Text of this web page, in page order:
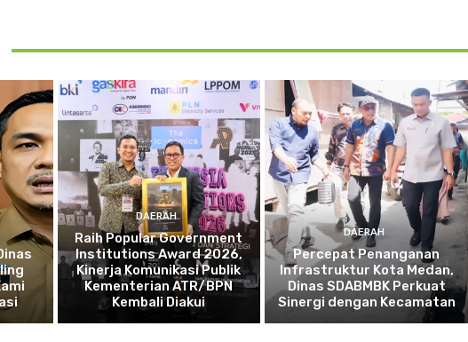
DAERAH
Raih Popular Government
Institutions Award 2026,
Kinerja Komunikasi Publik
Kementerian ATR/BPN
Kembali Diakui
DAERAH
Percepat Penanganan
Infrastruktur Kota Medan,
Dinas SDABMBK Perkuat
Sinergi dengan Kecamatan